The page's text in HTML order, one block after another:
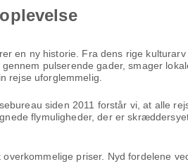
en ny historie. Fra dens rige
pulserende gader, smager
rejse uforglemmelig.
siden 2011 forstår vi, at alle
flymuligheder, der er
priser. Nyd fordelene